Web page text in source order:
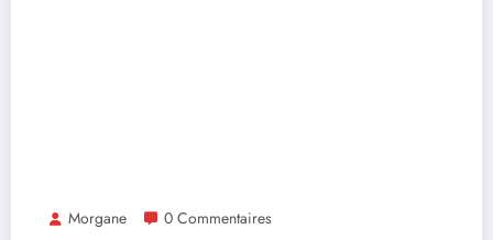
Morgane 0 Commentaires